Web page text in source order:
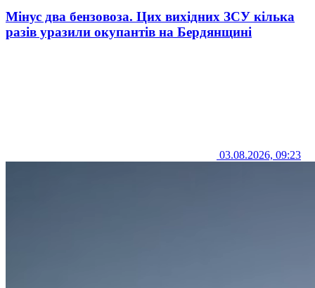
Мінус два бензовоза. Цих вихідних ЗСУ кілька
разів уразили окупантів на Бердянщині
03.08.2026, 09:23